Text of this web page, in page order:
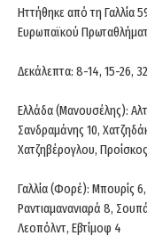
Ηττήθηκε από τη Γαλλία
Ευρωπαϊκού
Δεκάλεπτα: 8-14, 15-26,
Ελλάδα (Μανουσέλης):
Σανδραμάνης 10,
Χατζηβέρογλου,
Γαλλία (Φορέ): Μπουρίς
Ραντιαμανανιαρά 8,
Λεοπόλντ, Εβτίμοφ 4